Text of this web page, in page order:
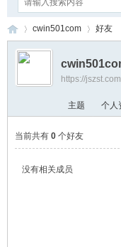
›
cwin501com 好友
https://
主题 个人
当前共有 0个好友
没有相关成员